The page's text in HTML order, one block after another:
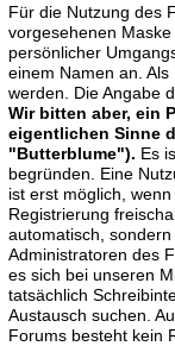
Für die Nutzung des
vorgesehenen
persönlicher
einem Namen an.
werden. Die Angabe
Wir bitten aber, ein
eigentlichen Sinne
"Butterblume"). Es
begründen. Eine
ist erst möglich,
Registrierung
automatisch,
Administratoren des
es sich bei unseren
tatsächlich
Austausch suchen.
Forums besteht kein